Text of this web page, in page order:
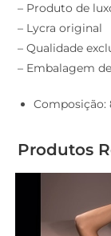
– Produto de
– Lycra original
– Qualidade
– Embalagem
Composição:
Produtos